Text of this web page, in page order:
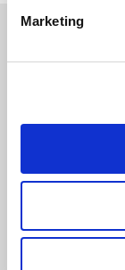
Marketing
soggetta a
Coordinamento
Navigazione